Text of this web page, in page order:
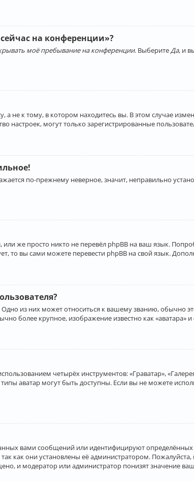
на конференции»?
моё пребывание на конференции. Выберите Да, и
не к тому, в котором находитесь вы. В этом случае
настроек, могут только зарегистрированные
по-прежнему неверное, значит, неправильно
же просто никто не перевёл phpBB на ваш язык.
то вы сами можете перевести phpBB на свой язык.
из них может относиться к вашему званию, обычно
более крупное, изображение известно как «аватара»
четырёх инструментов: «Граватар»,
аватар могут быть доступны. Если вы не можете
вами сообщений или идентифицируют
как они установлены её администратором.
и модератор или администратор понизят значение